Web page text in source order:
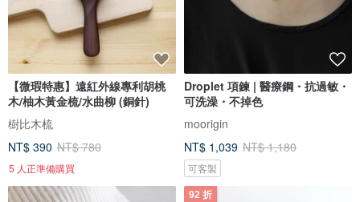
【微瑕特惠】遠紅外線專利胡桃
木/柚木黃金梳/水曲柳 (銅針)
樹比木梳
NT$ 390 NT$ 780
5 人正準備購買
Droplet 項鍊 | 醫療鋼・抗過敏・
可洗澡・不掉色
moorigin
NT$ 1,039 NT$ 1,180
可客製
92 折